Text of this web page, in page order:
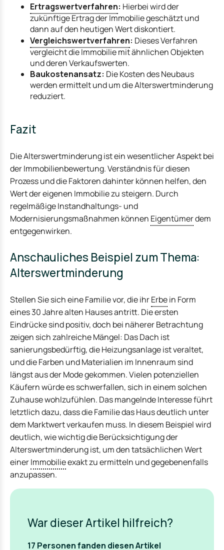
Ertragswertverfahren: Hierbei wird der
zukünftige Ertrag der Immobilie geschätzt und
dann auf den heutigen Wert diskontiert.
Vergleichswertverfahren: Dieses Verfahren
vergleicht die Immobilie mit ähnlichen Objekten
und deren Verkaufswerten.
Baukostenansatz: Die Kosten des Neubaus
werden ermittelt und um die Alterswertminderung
reduziert.
Fazit
Die Alterswertminderung ist ein wesentlicher Aspekt bei
der Immobilienbewertung. Verständnis für diesen
Prozess und die Faktoren dahinter können helfen, den
Wert der eigenen Immobilie zu steigern. Durch
regelmäßige Instandhaltungs- und
Modernisierungsmaßnahmen können Eigentümerdem
entgegenwirken.
Anschauliches Beispiel zum Thema:
Alterswertminderung
Stellen Sie sich eine Familie vor, die ihrErbein Form
eines 30 Jahre alten Hauses antritt. Die ersten
Eindrücke sind positiv, doch bei näherer Betrachtung
zeigen sich zahlreiche Mängel: Das Dach ist
sanierungsbedürftig, die Heizungsanlage ist veraltet,
und die Farben und Materialien im Innenraum sind
längst aus der Mode gekommen. Vielen potenziellen
Käufern würde es schwerfallen, sich in einem solchen
Zuhause wohlzufühlen. Das mangelnde Interesse führt
letztlich dazu, dass die Familie das Haus deutlich unter
dem Marktwert verkaufen muss. In diesem Beispiel wird
deutlich, wie wichtig die Berücksichtigung der
Alterswertminderung ist, um den tatsächlichen Wert
einerImmobilieexakt zu ermitteln und gegebenenfalls
anzupassen.
War dieser Artikel hilfreich?
17 Personen fanden diesen Artikel